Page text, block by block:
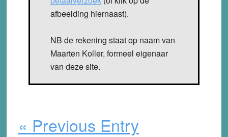
afbeelding hiernaast).
NB de rekening staat op naam van
Maarten Koller, formeel eigenaar
van deze site.
« Previous Entry